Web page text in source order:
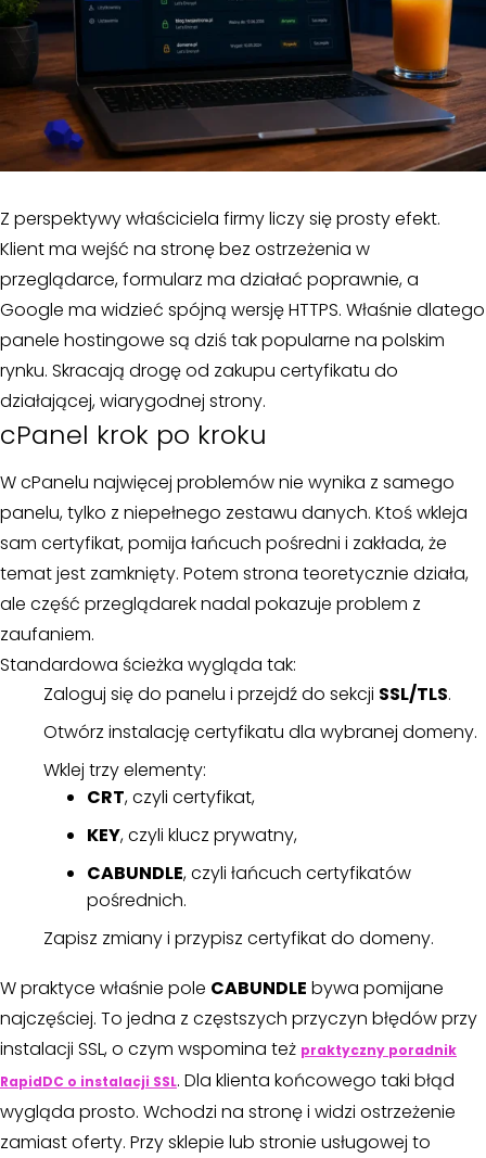
Z perspektywy właściciela firmy liczy się prosty efekt.
Klient ma wejść na stronę bez ostrzeżenia w
przeglądarce, formularz ma działać poprawnie, a
Google ma widzieć spójną wersję HTTPS. Właśnie dlatego
panele hostingowe są dziś tak popularne na polskim
rynku. Skracają drogę od zakupu certyfikatu do
działającej, wiarygodnej strony.
cPanel krok po kroku
W cPanelu najwięcej problemów nie wynika z samego
panelu, tylko z niepełnego zestawu danych. Ktoś wkleja
sam certyfikat, pomija łańcuch pośredni i zakłada, że
temat jest zamknięty. Potem strona teoretycznie działa,
ale część przeglądarek nadal pokazuje problem z
zaufaniem.
Standardowa ścieżka wygląda tak:
Zaloguj się do panelu i przejdź do sekcji SSL/TLS.
Otwórz instalację certyfikatu dla wybranej domeny.
Wklej trzy elementy:
CRT, czyli certyfikat,
KEY, czyli klucz prywatny,
CABUNDLE, czyli łańcuch certyfikatów
pośrednich.
Zapisz zmiany i przypisz certyfikat do domeny.
W praktyce właśnie pole CABUNDLE bywa pomijane
najczęściej. To jedna z częstszych przyczyn błędów przy
instalacji SSL, o czym wspomina też praktyczny poradnik
RapidDC o instalacji SSL. Dla klienta końcowego taki błąd
wygląda prosto. Wchodzi na stronę i widzi ostrzeżenie
zamiast oferty. Przy sklepie lub stronie usługowej to